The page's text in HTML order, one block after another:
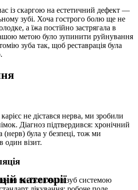
із скаргою на естетичний дефект —
зубі. Хоча гострого болю ще не
а їжа постійно застрягала в
метою було зупинити руйнування
зуба так, щоб реставрація була
не дістався нерва, ми зробили
Діагноз підтвердився: хронічний
(нерв) була у безпеці, тож ми
один візит.
ми ізолювали зуб системою
категорії